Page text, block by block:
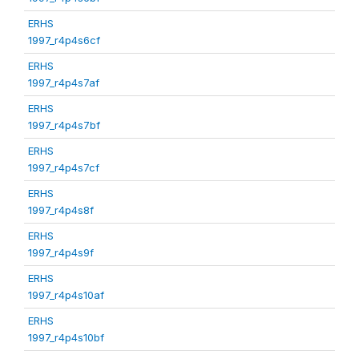
ERHS
1997_r4p4s6cf
ERHS
1997_r4p4s7af
ERHS
1997_r4p4s7bf
ERHS
1997_r4p4s7cf
ERHS
1997_r4p4s8f
ERHS
1997_r4p4s9f
ERHS
1997_r4p4s10af
ERHS
1997_r4p4s10bf